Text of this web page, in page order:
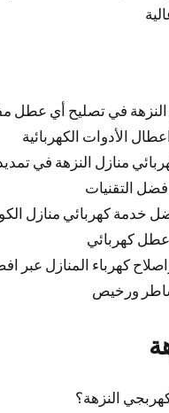
في تصليح أي عطل
الأدوات الكهربائية
منازل النزهة في
التقنيات
خدمة كهربائي منازل
عطل كهربائي
كهرباء المنازل عبر
ورخيص
النزهة؟